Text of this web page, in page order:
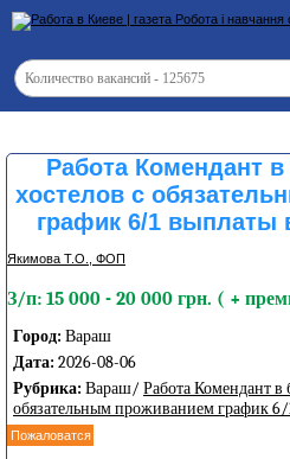
Работа Комендант
хостелов с
график 6/1 выплаты
Якимова Т.О., ФОП
З/п: 15 000 - 20 000 грн. ( +
Город: Вараш
Дата: 2026-08-06
Рубрика: Вараш/ Работа Комендант в
обязательным проживанием график
Пожаловатся